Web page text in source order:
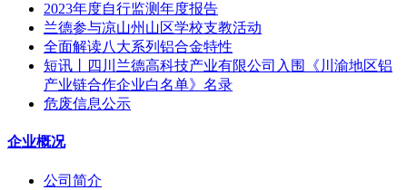
2023年度自行监测年度报告
兰德参与凉山州山区学校支教活动
全面解读八大系列铝合金特性
短讯丨四川兰德高科技产业有限公司入围《川渝地区铝
产业链合作企业白名单》名录
危废信息公示
企业概况
公司简介